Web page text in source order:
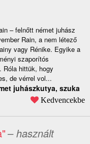
– felnőtt német juhász
Rain, a nem létező
vagy Rénike. Egyike a
szaporítós
Róla hittük, hogy
de vérrel vol...
juhászkutya, szuka
Kedvencekbe
– használt